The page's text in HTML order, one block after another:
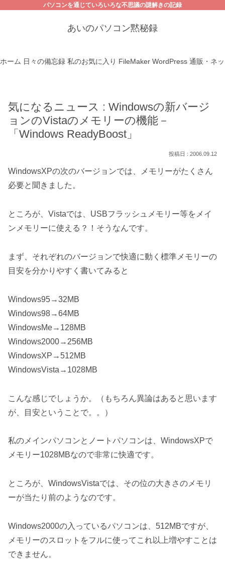
パソコンを通じていろいろな不思議の謎解きの記録
あいのパソコン黙秘録
ホーム 日々の備忘録 私のお気に入り FileMaker WordPress 通販・ネ
気になるニュース : Windowsの新バージ
ョンのVistaのメモリーの機能－
「Windows ReadyBoost」
2006.09.12
WindowsXPの次のバージョンでは、メモリーがたくさん
必要と聞きました。
ところが、Vistaでは、USBフラッシュメモリー等をメイ
ンメモリーに使える？！そうなんです。
まず、それぞれのバージョンで快適に動く標準メモリーの
目安を分かりやすく書いてみると
Windows95→32MB
Windows98→64MB
WindowsMe→128MB
Windows2000→256MB
WindowsXP→512MB
WindowsVista→1028MB
こんな感じでしょうか。（もちろん異論はあると思います
が、目安ということで。。）
私のメインパソコンとノートパソコンは、WindowsXPで
メモリー1028MBなので非常に快適です。
ところが、WindowsVistaでは、その位の大きさのメモリ
ーが当たり前のようなのです。
Windows2000の入っているパソコンは、512MBですが、
メモリーのスロットをフルに使ってこれ以上増やすことは
できません。